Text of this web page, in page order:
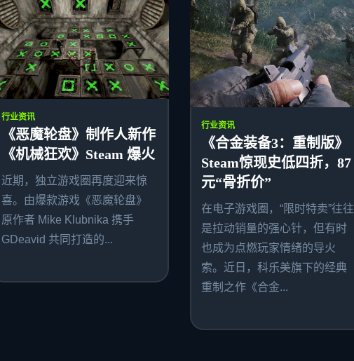
行业资讯
《恶魔轮盘》制作人新作
《机械狂欢》Steam 爆火
近期，独立游戏圈再度迎来惊
喜。由爆款游戏《恶魔轮盘》
原作者 Mike Klubnika 携手
GDeavid 共同打造的...
行业资讯
《合金装备3：重制版》
Steam惊现史低四折，87
元“骨折价”
在电子游戏圈，“限时特卖”往往
是拉动销量的强心针，但有时
也成为点燃玩家情绪的导火
索。近日，科乐美旗下的经典
重制之作《合金...